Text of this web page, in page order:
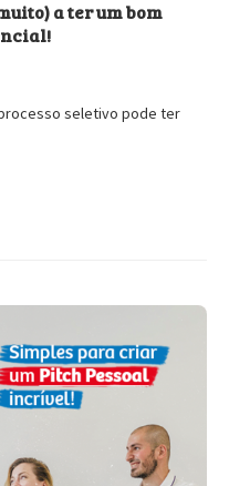
a ter um bom
seletivo pode ter